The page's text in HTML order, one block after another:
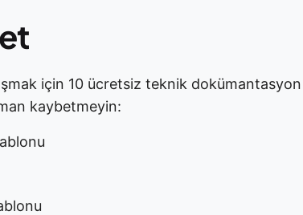
için 10 ücretsiz teknik dokümantasyon
kaybetmeyin: